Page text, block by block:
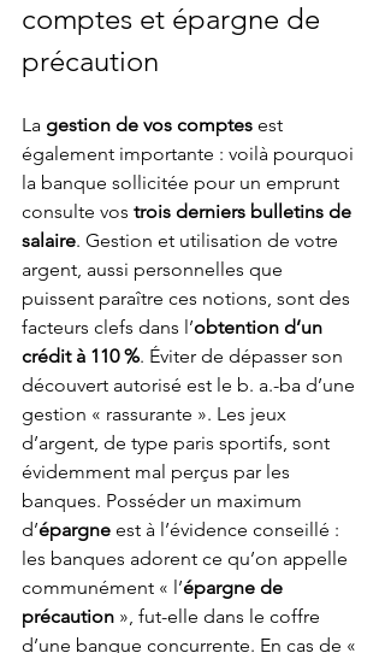
comptes et épargne de
précaution
La gestion de vos comptes est
également importante : voilà pourquoi
la banque sollicitée pour un emprunt
consulte vos trois derniers bulletins de
salaire. Gestion et utilisation de votre
argent, aussi personnelles que
puissent paraître ces notions, sont des
facteurs clefs dans l’obtention d’un
crédit à 110 %. Éviter de dépasser son
découvert autorisé est le b. a.-ba d’une
gestion « rassurante ». Les jeux
d’argent, de type paris sportifs, sont
évidemment mal perçus par les
banques. Posséder un maximum
d’épargne est à l’évidence conseillé :
les banques adorent ce qu’on appelle
communément « l’épargne de
précaution », fut-elle dans le coffre
d’une banque concurrente. En cas de «